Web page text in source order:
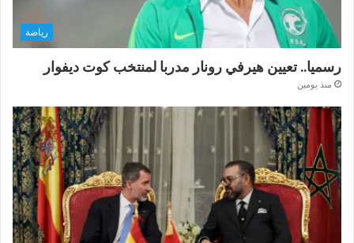
رياضة
رسميا.. تعيين هيرفي رونار مدربا لمنتخب كوت ديفوار
منذ يومين